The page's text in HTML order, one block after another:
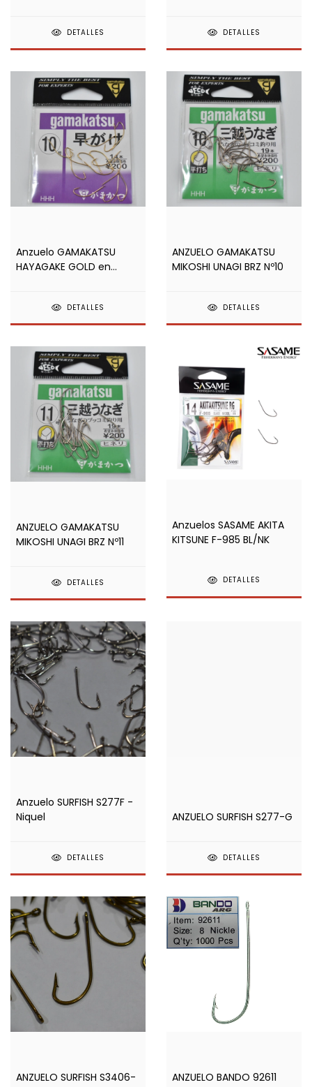
DETALLES DETALLES
Anzuelo GAMAKATSU
HAYAGAKE GOLD en
DETALLES
ANZUELO GAMAKATSU
MIKOSHI UNAGI BRZ Nº10
DETALLES
ANZUELO GAMAKATSU
MIKOSHI UNAGI BRZ Nº11
DETALLES
Anzuelos SASAME AKITA
KITSUNE F-985 BL/NK
DETALLES
Anzuelo SURFISH S277F -
Niquel
DETALLES
ANZUELO SURFISH S277-G
DETALLES
ANZUELO SURFISH S3406-
ANZUELO BANDO 92611